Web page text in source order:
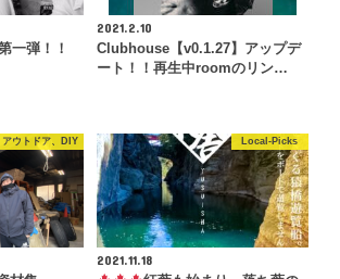
一弾！！
2021.2.10
Clubhouse【v0.1.27】アップデ
ート！！再生中roomのリン…
アウトドア、DIY Local-Picks
2021.11.18